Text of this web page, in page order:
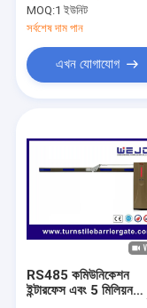
MOQ:1 ইউনিট
সর্বশেষ দাম পান
এখন যোগাযোগ
RS485 কমিউনিকেশন
ইন্টারফেস এবং 5 মিলিয়ন